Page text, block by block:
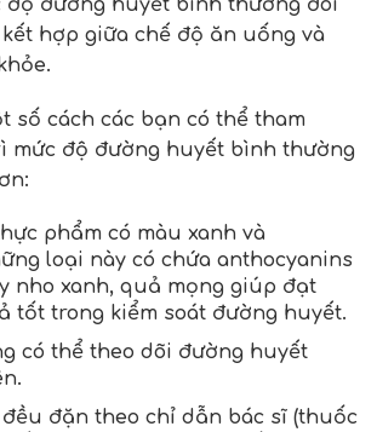
đường huyết bình thường đòi
hợp giữa chế độ ăn uống và
số cách các bạn có thể tham
mức độ đường huyết bình thường
phẩm có màu xanh và
loại này có chứa anthocyanins
nho xanh, quả mọng giúp đạt
tốt trong kiểm soát đường huyết.
có thể theo dõi đường huyết
đặn theo chỉ dẫn bác sĩ (thuốc